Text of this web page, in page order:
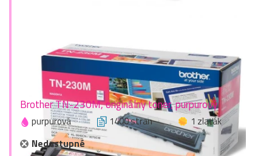
Brother TN-230M, originálny toner, purpurový
purpurová 1400 stran
1 zlaťák
Nedostupné